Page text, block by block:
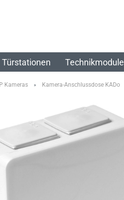
Türstationen Technikmodule
Kameras » Kamera-Anschlussdose KADo